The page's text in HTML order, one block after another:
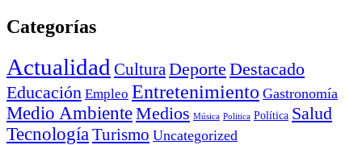
Categorías
Actualidad Cultura Deporte Destacado
Educación Empleo Entretenimiento Gastronomía
Medio AmbienteMedios Música Politica Política Salud
Tecnología Turismo Uncategorized